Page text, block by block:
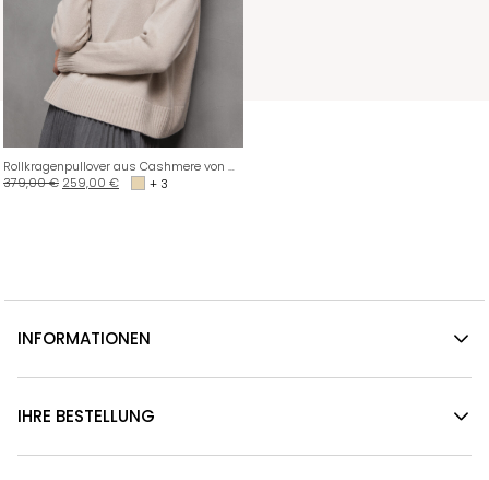
Rollkragenpullover aus Cashmere von DANIELS
379,00€ 259,00 € + 3
INFORMATIONEN
IHRE BESTELLUNG